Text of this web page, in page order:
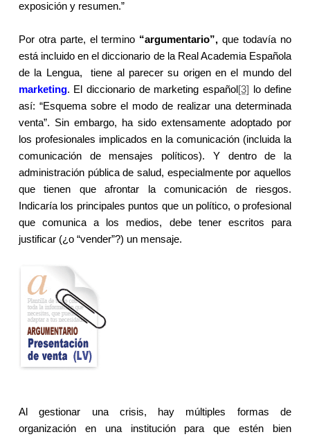
exposición y resumen.”
Por otra parte, el termino “argumentario”,que todavía no
está incluido en el diccionario de la Real AcademiaEspañola
de la Lengua,
tiene al parecer su origen en el mundo del
marketing. El diccionario de marketing español [3]
lo define
así: “Esquema sobre el modo de realizar una determinada
venta”. Sin embargo, ha sido extensamente adoptado por
los profesionales implicados en la comunicación (incluida la
comunicación de mensajes políticos). Y dentro de la
administración pública de salud, especialmente por aquellos
que tienen que afrontar la comunicación de riesgos.
Indicaría los principales puntos que un político, o profesional
que comunica a los medios, debe tener escritos para
justificar (¿o “vender”?) un mensaje.
Al gestionar una crisis, hay múltiples formas de
organización en una institución para que estén bien